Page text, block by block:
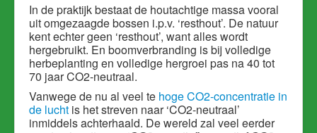
In de praktijk bestaat de houtachtige massa vooral
uit omgezaagde bossen i.p.v. ‘resthout’. De natuur
kent echter geen ‘resthout’, want alles wordt
hergebruikt. En boomverbranding is bij volledige
herbeplanting en volledige hergroei pas na 40 tot
70 jaar CO2-neutraal.
Vanwege de nu al veel te hoge CO2-concentratie in
de lucht is het streven naar ‘CO2-neutraal’
inmiddels achterhaald. De wereld zal veel eerder